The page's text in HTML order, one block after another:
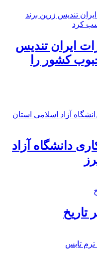
ایران تندیس
کشور را
دانشگاه آزاد
تاریخ